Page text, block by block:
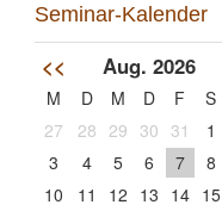
Seminar-Kalender
<< Aug. 2026
M D M D F S
27
28 29 30 31 1
3
4 5 6 7 8
10
11 12 13 14 15